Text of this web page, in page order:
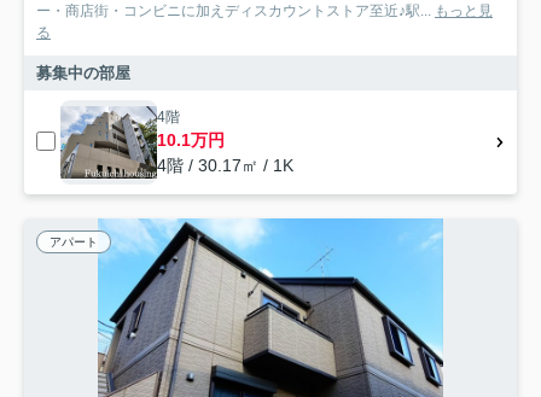
ー・商店街・コンビニに加えディスカウントストア至近♪駅...
もっと見
る
募集中の部屋
4階
10.1万円
4階 / 30.17㎡ / 1K
アパート